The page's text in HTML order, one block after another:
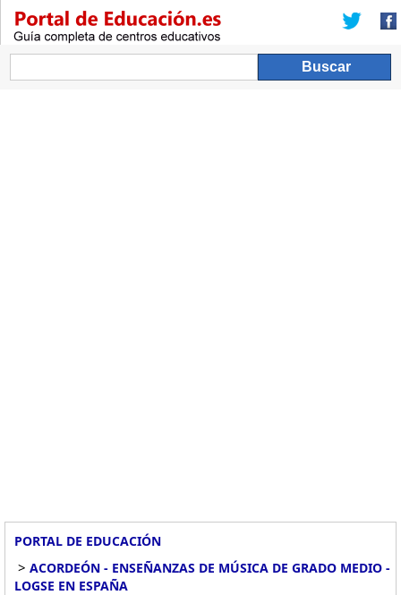
PORTAL DE EDUCACIÓN
> ACORDEÓN - ENSEÑANZAS DE MÚSICA DE GRADO MEDIO -
LOGSE EN ESPAÑA